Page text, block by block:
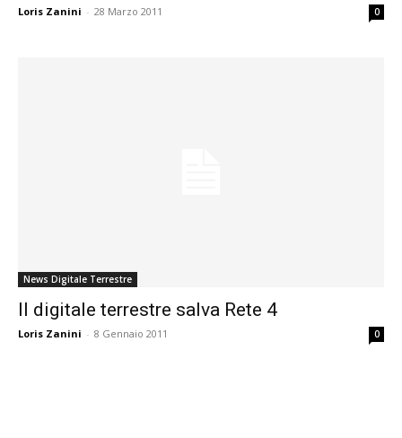
Loris Zanini - 28 Marzo 2011 0
News Digitale Terrestre
Il digitale terrestre salva Rete 4
Loris Zanini - 8 Gennaio 2011 0